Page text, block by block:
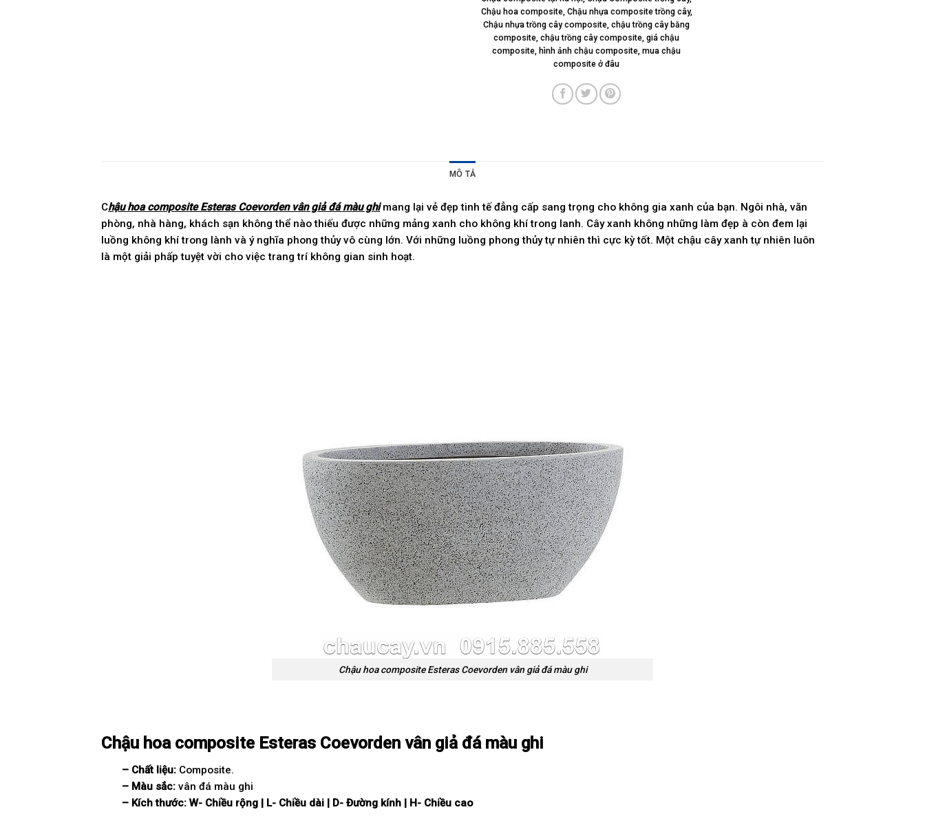
Chậu hoa composite, Chậu nhựa composite trồng cây,
Chậu nhựa trồng cây composite, chậu trồng cây bằng
composite, chậu trồng cây composite, giá chậu
composite, hình ảnh chậu composite, mua chậu
composite ở đâu
MÔ TẢ
Chậu hoa composite Esteras Coevorden vân giả đá màu ghimang lại vẻ đẹp tinh tế đẳng cấp sang trọng cho không gia xanh của bạn. Ngôi nhà, văn
phòng, nhà hàng, khách sạn không thể nào thiếu được những mảng xanh cho không khí trong lanh. Cây xanh không những làm đẹp à còn đem lại
luồng không khí trong lành và ý nghĩa phong thủy vô cùng lớn. Với những luồng phong thủy tự nhiên thì cực kỳ tốt. Một chậu cây xanh tự nhiên luôn
là một giải phấp tuyệt vời cho việc trang trí không gian sinh hoạt.
Chậu hoa composite Esteras Coevorden vân giả đá màu ghi
Chậu hoa composite Esteras Coevorden vân giả đá màu ghi
– Chất liệu: Composite.
– Màu sắc: vân đá màu ghi
– Kích thước: W- Chiều rộng | L- Chiều dài | D- Đường kính | H- Chiều cao